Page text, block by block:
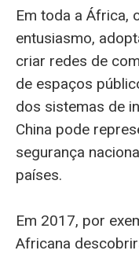
Em toda a África,
entusiasmo,
criar redes de
de espaços
dos sistemas de
China pode
segurança
países.
Em 2017, por
Africana